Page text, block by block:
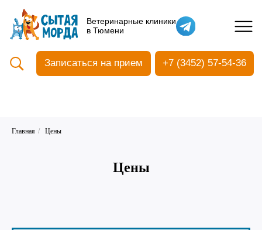
Ветеринарные клиники
в Тюмени
Кастрация собак
Вакцинация
Ультразвуковая чистка зубов
Общий анализ крови
Главная / Цены
Цены